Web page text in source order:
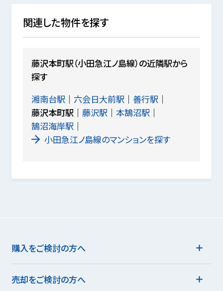
関連した物件を探す
藤沢本町駅（小田急江ノ島線）の近隣駅から
探す
湘南台駅
六会日大前駅
善行駅
藤沢本町駅
藤沢駅
本鵠沼駅
鵠沼海岸駅
小田急江ノ島線のマンションを探す
購入をご検討の方へ
売却をご検討の方へ